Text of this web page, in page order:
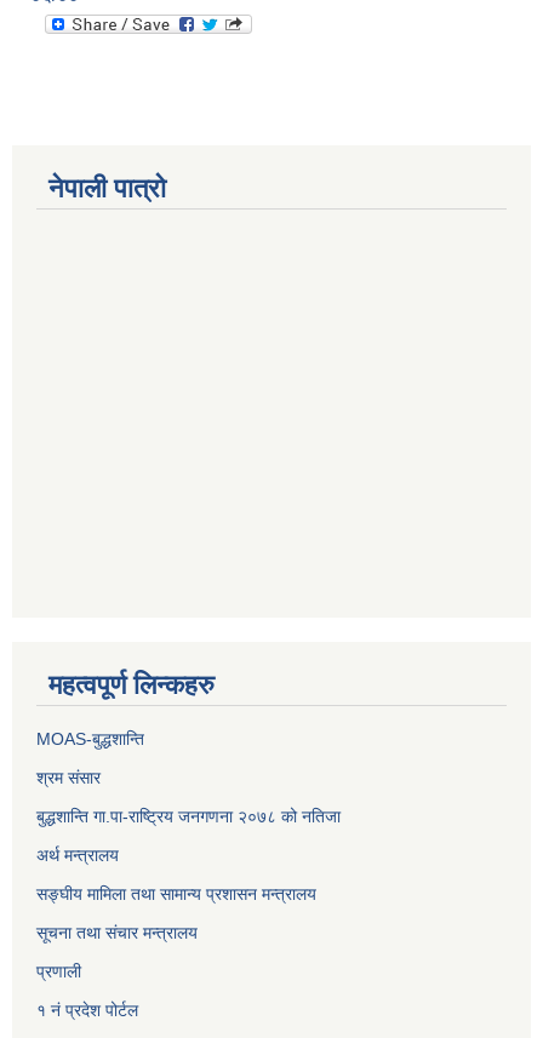
नेपाली पात्रो
महत्वपूर्ण लिन्कहरु
MOAS-बुद्धशान्ति
श्रम संसार
बुद्धशान्ति गा.पा-राष्ट्रिय जनगणना २०७८ को नतिजा
अर्थ मन्त्रालय
सङ्‍घीय मामिला तथा सामान्य प्रशासन मन्त्रालय
सूचना तथा संचार मन्त्रालय
प्रणाली
१ नं प्रदेश पोर्टल